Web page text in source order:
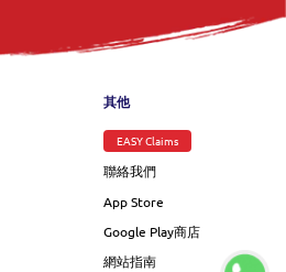
其他
EASY Claims
聯絡我們
App Store
Google Play商店
網站指南